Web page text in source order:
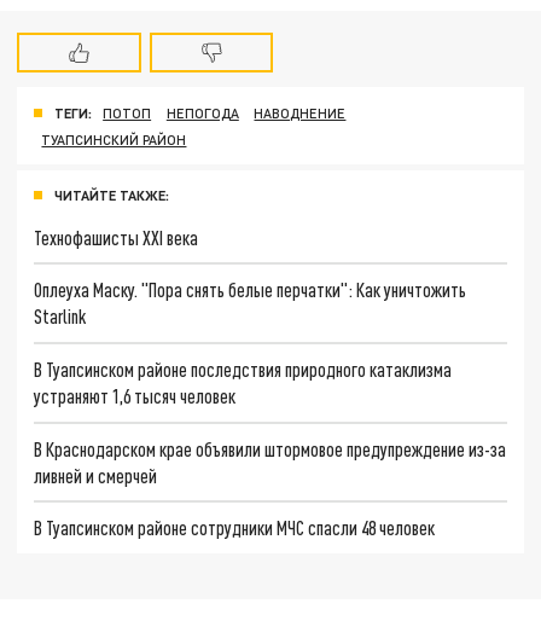
ТЕГИ: ПОТОП НЕПОГОДА
НАВОДНЕНИЕ
ТУАПСИНСКИЙ РАЙОН
ЧИТАЙТЕ ТАКЖЕ:
Технофашисты XXI века
Оплеуха Маску. "Пора снять белые перчатки": Как уничтожить
Starlink
В Туапсинском районе последствия природного катаклизма
устраняют 1,6 тысяч человек
В Краснодарском крае объявили штормовое предупреждение из-за
ливней и смерчей
В Туапсинском районе сотрудники МЧС спасли 48 человек